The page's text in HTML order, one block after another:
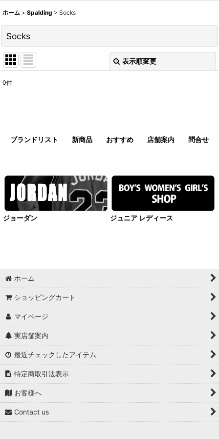
ホーム > Spalding > Socks
Socks
表示順変更
絞り込む
0件
ブランドリスト 新商品 おすすめ 店舗案内 問合せ
ジョーダン ジュニア レディース
ホーム
ショッピングカート
マイページ
実店舗案内
最近チェックしたアイテム
特定商取引法表示
お客様へ
Contact us